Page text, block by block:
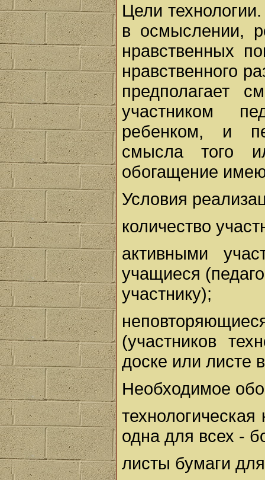
Цели
в осмыслении,
нравственных
нравственного
предполагает
участником
ребенком, и
смысла того
обогащение
Условия
количество
активными
учащиеся
участнику);
(участников
доске или листе
Необходимое
одна для всех -
листы бумаги